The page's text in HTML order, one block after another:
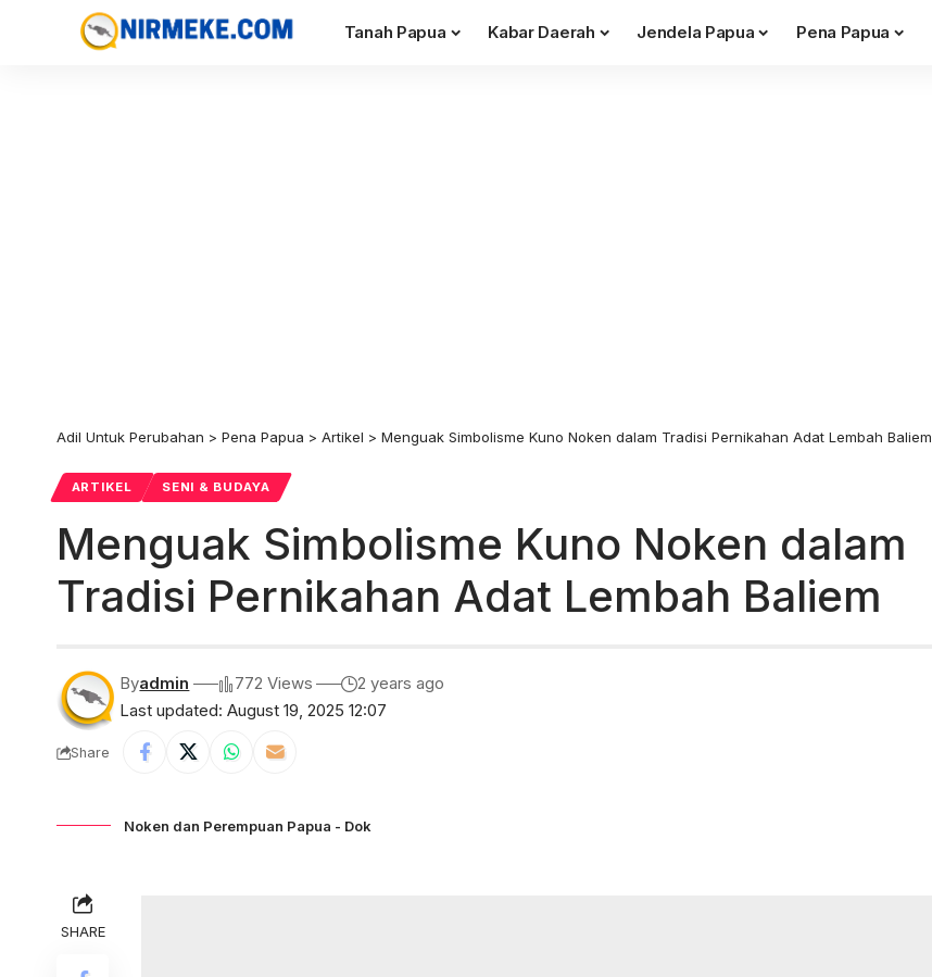
Tanah Papua Kabar Daerah Jendela Papua Pena Papua
Adil Untuk Perubahan > Pena Papua > Artikel > Menguak Simbolisme Kuno Noken dalam Tradisi Pernikahan Adat Lembah Baliem
ARTIKEL SENI & BUDAYA
Menguak Simbolisme Kuno Noken dalam
Tradisi Pernikahan Adat Lembah Baliem
Last updated: August 19, 2025 12:07
Byadmin 772 Views 2 years ago
Share
Noken dan Perempuan Papua - Dok
SHARE